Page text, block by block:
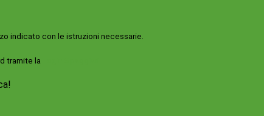
indicato con le istruzioni necessarie.
tramite la